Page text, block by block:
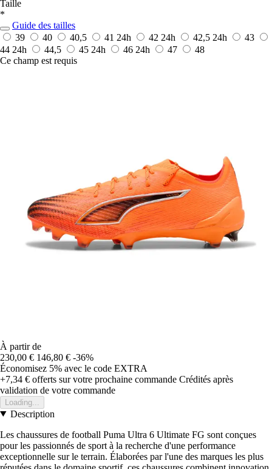
Taille
*
Guide des tailles
39
40 40,5 41 24h 42 24h 42,5 24h
43
44 24h 44,5 45 24h 46 24h 47
48
Ce champ est requis
À partir de
230,00 € 146,80 € -36%
Économisez 5% avec le code EXTRA
+7,34 € offerts sur votre prochaine commande Crédités après
validation de votre commande
Loading...
Description
Les chaussures de football Puma Ultra 6 Ultimate FG sont conçues
pour les passionnés de sport à la recherche d'une performance
exceptionnelle sur le terrain. Élaborées par l'une des marques les plus